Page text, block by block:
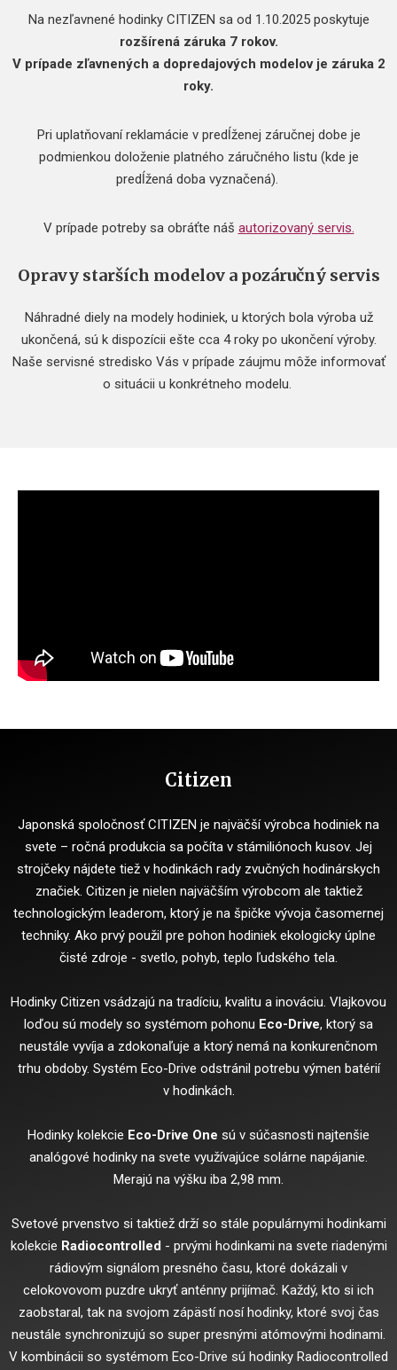
Na nezľavnené hodinky CITIZEN sa od 1.10.2025 poskytuje
rozšírená záruka 7 rokov.
V prípade zľavnených a dopredajových modelov je záruka 2
roky.
Pri uplatňovaní reklamácie v predĺženej záručnej dobe je
podmienkou doloženie platného záručného listu (kde je
predĺžená doba vyznačená).
V prípade potreby sa obráťte náš autorizovaný servis.
Opravy starších modelov a pozáručný servis
Náhradné diely na modely hodiniek, u ktorých bola výroba už
ukončená, sú k dispozícii ešte cca 4 roky po ukončení výroby.
Naše servisné stredisko Vás v prípade záujmu môže informovať
o situácii u konkrétneho modelu.
Citizen
Japonská spoločnosť CITIZEN je najväčší výrobca hodiniek na
svete – ročná produkcia sa počíta v stámiliónoch kusov. Jej
strojčeky nájdete tiež v hodinkách rady zvučných hodinárskych
značiek. Citizen je nielen najväčším výrobcom ale taktiež
technologickým leaderom, ktorý je na špičke vývoja časomernej
techniky. Ako prvý použil pre pohon hodiniek ekologicky úplne
čisté zdroje - svetlo, pohyb, teplo ľudského tela.
Hodinky Citizen vsádzajú na tradíciu, kvalitu a inováciu. Vlajkovou
loďou sú modely so systémom pohonu Eco-Drive, ktorý sa
neustále vyvíja a zdokonaľuje a ktorý nemá na konkurenčnom
trhu obdoby. Systém Eco-Drive odstránil potrebu výmen batérií
v hodinkách.
Hodinky kolekcie Eco-Drive One sú v súčasnosti najtenšie
analógové hodinky na svete využívajúce solárne napájanie.
Merajú na výšku iba 2,98 mm.
Svetové prvenstvo si taktiež drží so stále populárnymi hodinkami
kolekcie Radiocontrolled - prvými hodinkami na svete riadenými
rádiovým signálom presného času, ktoré dokázali v
celokovovom puzdre ukryť anténny prijímač. Každý, kto si ich
zaobstaral, tak na svojom zápästí nosí hodinky, ktoré svoj čas
neustále synchronizujú so super presnými atómovými hodinami.
V kombinácii so systémom Eco-Drive sú hodinky Radiocontrolled